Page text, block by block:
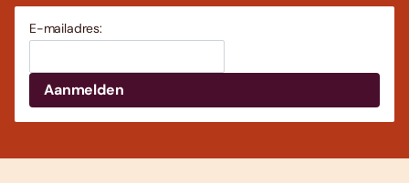
E-mailadres: